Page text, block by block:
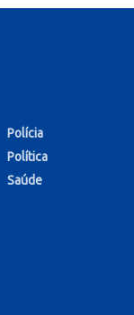
Polícia
Política
Saúde